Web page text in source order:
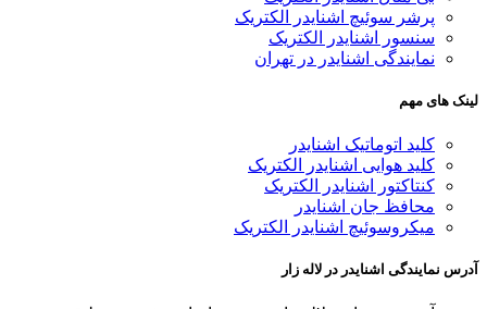
پرشر سوئیچ اشنایدر الکتریک
سنسور اشنایدر الکتریک
نمایندگی اشنایدر در تهران
لینک های مهم
کلید اتوماتیک اشنایدر
کلید هوایی اشنایدر الکتریک
کنتاکتور اشنایدر الکتریک
محافظ جان اشنایدر
میکروسوئیچ اشنایدر الکتریک
آدرس نمایندگی اشنایدر در لاله زار